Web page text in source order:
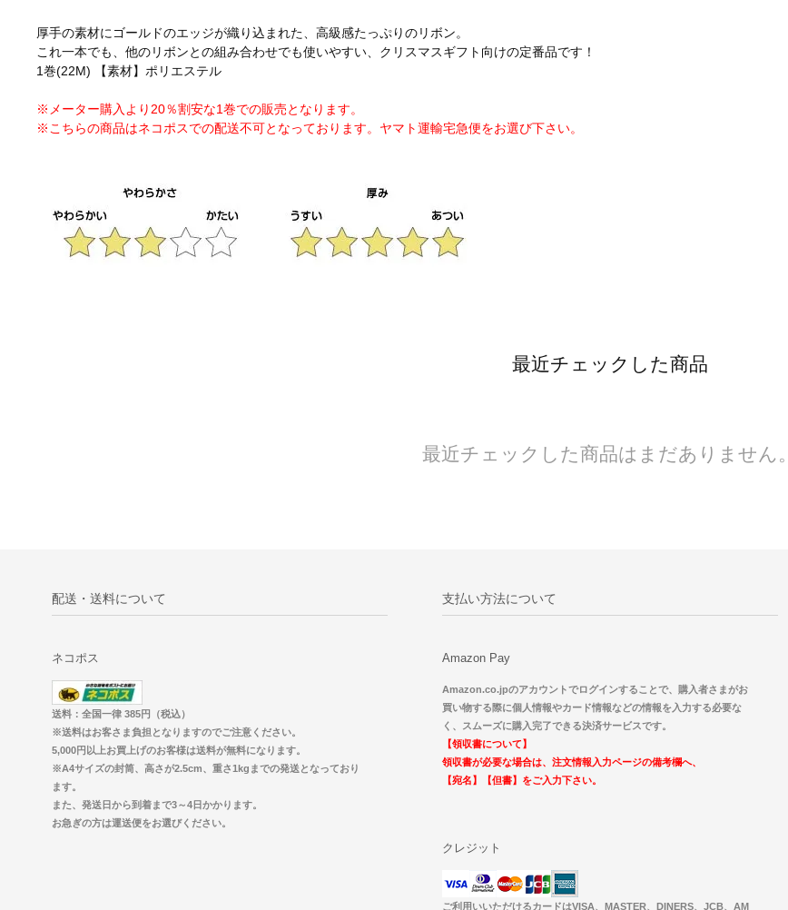
厚手の素材にゴールドのエッジが織り込まれた、高級感たっぷりのリボン。
これ一本でも、他のリボンとの組み合わせでも使いやすい、クリスマスギフト向けの定番品です！
1巻(22M) 【素材】ポリエステル
※メーター購入より20％割安な1巻での販売となります。
※こちらの商品はネコポスでの配送不可となっております。ヤマト運輸宅急便をお選び下さい。
最近チェックした商品
最近チェックした商品はまだありません。
配送・送料について
ネコポス
送料：全国一律 385円（税込）
※送料はお客さま負担となりますのでご注意ください。
5,000円以上お買上げのお客様は送料が無料になります。
※A4サイズの封筒、高さが2.5cm、重さ1kgまでの発送となっており
ます。
また、発送日から到着まで3～4日かかります。
お急ぎの方は運送便をお選びください。
支払い方法について
Amazon Pay
Amazon.co.jpのアカウントでログインすることで、購入者さまがお
買い物する際に個人情報やカード情報などの情報を入力する必要な
く、スムーズに購入完了できる決済サービスです。
【領収書について】
領収書が必要な場合は、注文情報入力ページの備考欄へ、
【宛名】【但書】をご入力下さい。
クレジット
ご利用いいただけるカードはVISA、MASTER、DINERS、JCB、AM